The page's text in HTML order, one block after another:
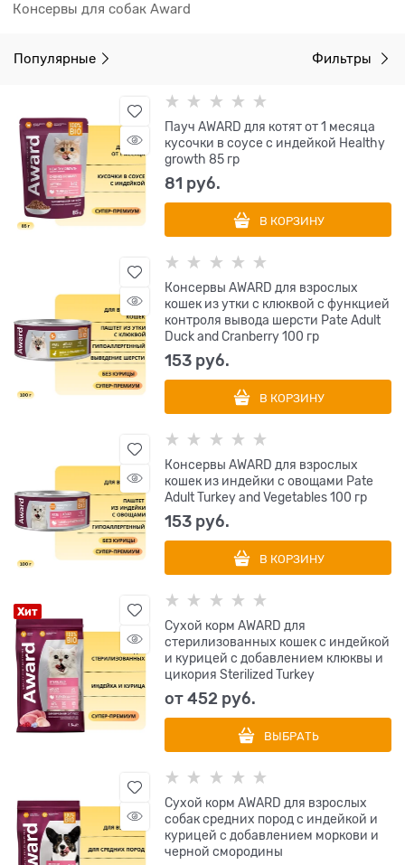
Консервы для собак Award
Популярные Фильтры
Пауч AWARD для котят от 1 месяца
кусочки в соусе с индейкой Healthy
growth 85 гр
81 руб.
В КОРЗИНУ
Консервы AWARD для взрослых
кошек из утки с клюквой с функцией
контроля вывода шерсти Pate Adult
Duck and Cranberry 100 гр
153 руб.
В КОРЗИНУ
Консервы AWARD для взрослых
кошек из индейки с овощами Pate
Adult Turkey and Vegetables 100 гр
153 руб.
В КОРЗИНУ
Хит
Сухой корм AWARD для
стерилизованных кошек с индейкой
и курицей с добавлением клюквы и
цикория Sterilized Turkey
от452 руб.
ВЫБРАТЬ
Сухой корм AWARD для взрослых
собак средних пород с индейкой и
курицей с добавлением моркови и
черной смородины